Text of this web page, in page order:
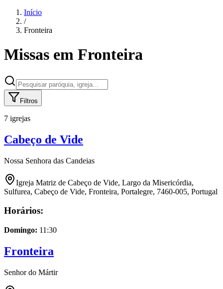
Início
/
Fronteira
Missas em Fronteira
Filtros
7 igrejas
Cabeço de Vide
Nossa Senhora das Candeias
Igreja Matriz de Cabeço de Vide, Largo da Misericórdia,
Sulfurea, Cabeço de Vide, Fronteira, Portalegre, 7460-005, Portugal
Horários:
Domingo: 11:30
Fronteira
Senhor do Mártir